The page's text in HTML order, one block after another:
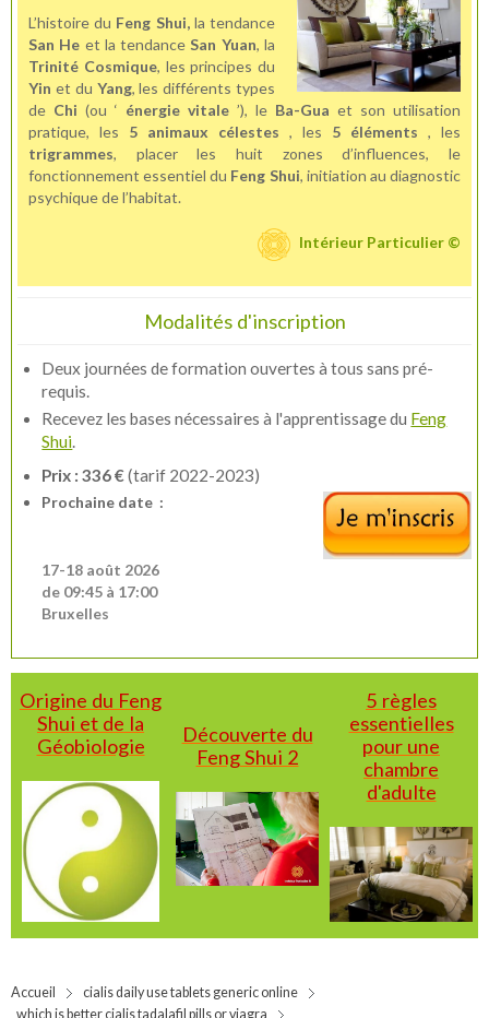
L’histoire du Feng Shui,la tendance
San He et la tendanceSan Yuan, la
Trinité Cosmique, les principes du
Yin et du Yang, les différents types
de Chi (ou ‘ énergie vitale ’), le Ba-Gua et son utilisation
pratique, les 5 animaux célestes , les 5 éléments , les
trigrammes, placer les huit zones d’influences, le
fonctionnement essentiel du Feng Shui, initiation au diagnostic
psychique de l’habitat.
Intérieur Particulier ©
Modalités d'inscription
Deux journées de formation ouvertes à tous sans pré-
requis.
Recevez les bases nécessaires à l'apprentissage du Feng
Shui.
Prix : 336 €(tarif 2022-2023)
Prochaine date :
17-18 août 2026
de 09:45 à 17:00
Bruxelles
Origine du Feng
Shui et de la
Géobiologie
Découverte du
Feng Shui 2
5 règles
essentielles
pour une
chambre
d'adulte
Accueil
cialis daily use tablets generic online
which is better cialis tadalafil pills or viagra